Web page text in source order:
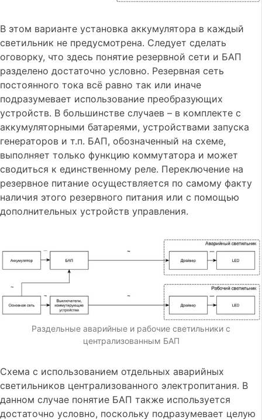
В этом варианте установка аккумулятора в каждый
светильник не предусмотрена. Следует сделать
оговорку, что здесь понятие резервной сети и БАП
разделено достаточно условно. Резервная сеть
постоянного тока всё равно так или иначе
подразумевает использование преобразующих
устройств. В большинстве случаев – в комплекте с
аккумуляторными батареями, устройствами запуска
генераторов и т.п. БАП, обозначенный на схеме,
выполняет только функцию коммутатора и может
сводиться к единственному реле. Переключение на
резервное питание осуществляется по самому факту
наличия этого резервного питания или с помощью
дополнительных устройств управления.
Раздельные аварийные и рабочие светильники с
централизованным БАП
Схема с использованием отдельных аварийных
светильников централизованного электропитания. В
данном случае понятие БАП также используется
достаточно условно, поскольку подразумевает целую